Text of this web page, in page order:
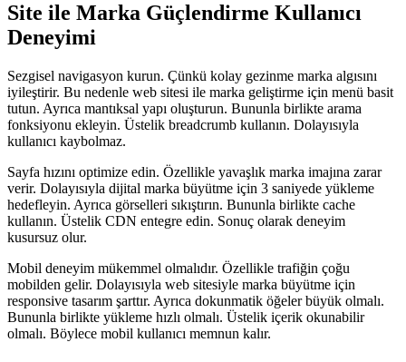
Site ile Marka Güçlendirme Kullanıcı
Deneyimi
Sezgisel navigasyon kurun. Çünkü kolay gezinme marka algısını
iyileştirir. Bu nedenle web sitesi ile marka geliştirme için menü basit
tutun. Ayrıca mantıksal yapı oluşturun. Bununla birlikte arama
fonksiyonu ekleyin. Üstelik breadcrumb kullanın. Dolayısıyla
kullanıcı kaybolmaz.
Sayfa hızını optimize edin. Özellikle yavaşlık marka imajına zarar
verir. Dolayısıyla dijital marka büyütme için 3 saniyede yükleme
hedefleyin. Ayrıca görselleri sıkıştırın. Bununla birlikte cache
kullanın. Üstelik CDN entegre edin. Sonuç olarak deneyim
kusursuz olur.
Mobil deneyim mükemmel olmalıdır. Özellikle trafiğin çoğu
mobilden gelir. Dolayısıyla web sitesiyle marka büyütme için
responsive tasarım şarttır. Ayrıca dokunmatik öğeler büyük olmalı.
Bununla birlikte yükleme hızlı olmalı. Üstelik içerik okunabilir
olmalı. Böylece mobil kullanıcı memnun kalır.